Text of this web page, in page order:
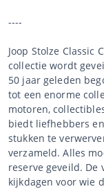
----
Joop Stolze Classic
collectie wordt
50 jaar geleden
tot een enorme
motoren,
biedt liefhebbers
stukken te
verzameld. Alles
reserve geveild.
kijkdagen voor wie